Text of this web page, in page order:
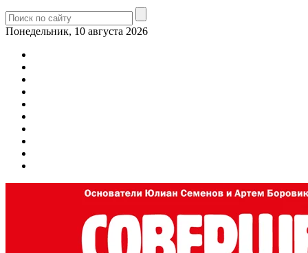
Понедельник, 10 августа 2026